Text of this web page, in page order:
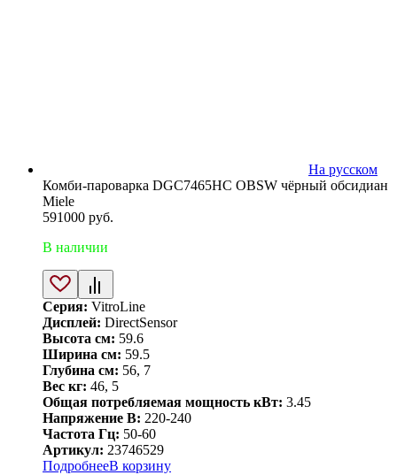
На русском
Комби-пароварка DGC7465HC OBSW чёрный обсидиан
Miele
591000 руб.
В наличии
Серия: VitroLine
Дисплей: DirectSensor
Высота см: 59.6
Ширина см: 59.5
Глубина см: 56, 7
Вес кг: 46, 5
Общая потребляемая мощность кВт: 3.45
Напряжение В: 220-240
Частота Гц: 50-60
Артикул: 23746529
ПодробнееВ корзину